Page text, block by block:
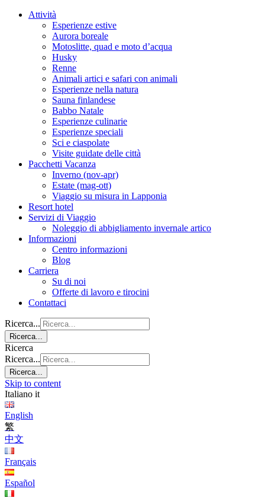
Attività
Esperienze estive
Aurora boreale
Motoslitte, quad e moto d’acqua
Husky
Renne
Animali artici e safari con animali
Esperienze nella natura
Sauna finlandese
Babbo Natale
Esperienze culinarie
Esperienze speciali
Sci e ciaspolate
Visite guidate delle città
Pacchetti Vacanza
Inverno (nov-apr)
Estate (mag-ott)
Viaggio su misura in Lapponia
Resort hotel
Servizi di Viaggio
Noleggio di abbigliamento invernale artico
Informazioni
Centro informazioni
Blog
Carriera
Su di noi
Offerte di lavoro e tirocini
Contattaci
Ricerca...
Ricerca...
Ricerca
Ricerca...
Ricerca...
Skip to content
Italiano it
English
繁
中文
Français
Español